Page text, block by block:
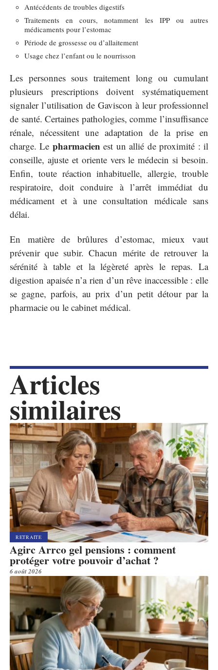
Antécédents de troubles digestifs
Traitements en cours, notamment les IPP ou autres
médicaments pour l’estomac
Période de grossesse ou d’allaitement
Usage chez l’enfant ou le nourrisson
Les personnes sous traitement long ou cumulant
plusieurs prescriptions doivent systématiquement
signaler l’utilisation de Gaviscon à leur professionnel
de santé. Certaines pathologies, comme l’insuffisance
rénale, nécessitent une adaptation de la prise en
charge. Le pharmacienest un allié de proximité : il
conseille, ajuste et oriente vers le médecin si besoin.
Enfin, toute réaction inhabituelle, allergie, trouble
respiratoire, doit conduire à l’arrêt immédiat du
médicament et à une consultation médicale sans
délai.
En matière de brûlures d’estomac, mieux vaut
prévenir que subir. Chacun mérite de retrouver la
sérénité à table et la légèreté après le repas. La
digestion apaisée n’a rien d’un rêve inaccessible : elle
se gagne, parfois, au prix d’un petit détour par la
pharmacie ou le cabinet médical.
Articles
similaires
RETRAITE
Agirc Arrco gel pensions : comment
protéger votre pouvoir d’achat ?
6 août 2026